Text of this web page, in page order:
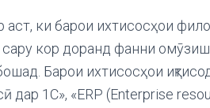
ки барои ихтисосҳои
сару кор доранд фанни
Барои ихтисосҳои
дар 1С», «ERP (Enterprise